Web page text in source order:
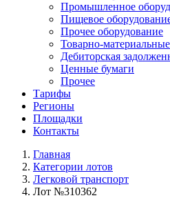
Промышленное
Пищевое
Прочее оборудование
Товарно-
Дебиторская
Ценные бумаги
Прочее
Тарифы
Регионы
Площадки
Контакты
Главная
Категории лотов
Легковой транспорт
Лот №310362